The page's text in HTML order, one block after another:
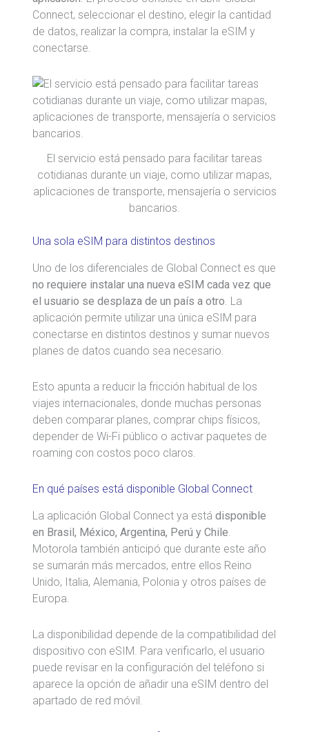
Connect, seleccionar el destino, elegir la cantidad
de datos, realizar la compra, instalar la eSIM y
conectarse.
El servicio está pensado para facilitar tareas
cotidianas durante un viaje, como utilizar mapas,
aplicaciones de transporte, mensajería o servicios
bancarios.
Una sola eSIM para distintos destinos
Uno de los diferenciales de Global Connect es que
no requiere instalar una nueva eSIM cada vez que
el usuario se desplaza de un país a otro. La
aplicación permite utilizar una única eSIM para
conectarse en distintos destinos y sumar nuevos
planes de datos cuando sea necesario.
Esto apunta a reducir la fricción habitual de los
viajes internacionales, donde muchas personas
deben comparar planes, comprar chips físicos,
depender de Wi-Fi público o activar paquetes de
roaming con costos poco claros.
En qué países está disponible Global Connect
La aplicación Global Connect ya estádisponible
en Brasil, México, Argentina, Perú y Chile.
Motorola también anticipó que durante este año
se sumarán más mercados, entre ellos Reino
Unido, Italia, Alemania, Polonia y otros países de
Europa.
La disponibilidad depende de la compatibilidad del
dispositivo con eSIM. Para verificarlo, el usuario
puede revisar en la configuración del teléfono si
aparece la opción de añadir una eSIM dentro del
apartado de red móvil.